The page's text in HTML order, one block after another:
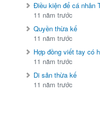
Điều kiện để cá nhân
11 năm trước
Quyền thừa kế
11 năm trước
Hợp đồng viết tay có
11 năm trước
Di sản thừa kế
11 năm trước